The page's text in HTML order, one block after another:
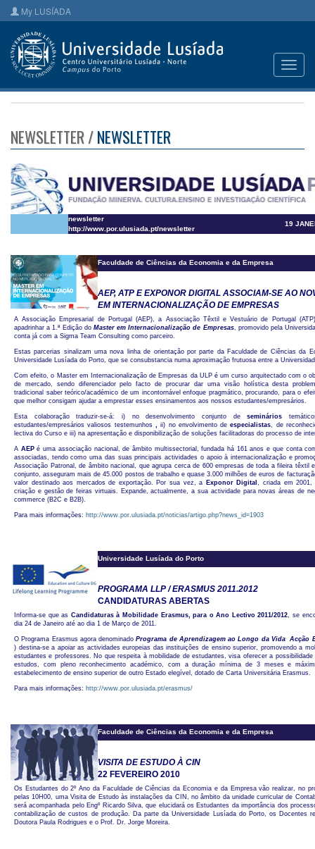
My LUSÍADA
NEWSLETTER /NEWSLETTER
newsletter
http://www.por.ulusiada.pt/newsletter
19
Faculdade de Ciências da Economia e da Empresa
AEP, ATP E EXPONOR DIGITAL ASSOCIAM-SE AO
EM INTERNACIONALIZAÇÃO DE EMPRESAS
A Associação Empresarial de Portugal (AEP), a Associação Têxtil e Vestuário de Portugal
apadrinhar a 1.ª Edição do Master em Internacionalização de Empresas, promovido pela
conta já com a Sigma Team Consulting como parceiro.
Estas parcerias sinalizam uma nova linha de orientação por parte da Faculdade de Ciências da
Universidade Lusíada do Porto, que se consubstancia numa aproximação frutuosa entre a
Com efeito, o Master em Internacionalização de Empresas da ULP é um curso arquitectado com o
de mercado, sendo diferenciador pelo facto de procurar dar uma visão holística desta
tradicional saber teórico/académico de um incontornável enfoque pragmático, procurando, para o
que melhor consigam ajudar a emprestar esses ensinamentos aos nossos estudantes/empresários.
Esta colaboração traduzir-se-á: i) no desenvolvimento conjunto deseminários
estudantes/empresários valiosos testemunhos ,ii) no envolvimento deespecialistas, de
lectiva do Curso e iii) na apresentação e disponibilização de soluções facilitadoras do processo de
A AEPé uma associação nacional, de âmbito multissectorial, fundada há 161 anos e que conta
associadas, tendo como uma das suas principais actividades o apoio à internacionalização e
Associação Patronal, de âmbito nacional, que agrupa cerca de 600 empresas de toda a fileira têxtil
conjunto, asseguram mais de 45.000 postos de trabalho e quase 3.000 milhões de euros de
valor destinado aos mercados de exportação. Por sua vez, a
Exponor Digital, criada em 2001,
criação e gestão de feiras virtuais. Expande, actualmente, a sua actividade para novas áreas de
commerce (B2C e B2B).
Para mais informações: http://www.por.ulusiada.pt/noticias/artigo.php?news_id=1903
Universidade Lusíada do Porto
PROGRAMA LLP / ERASMUS 2011.2012
CANDIDATURAS ABERTAS
Informa-se que as Candidaturas à Mobilidade Erasmus, para o Ano Lectivo 2011/2012, se
dia 24 de Janeiro até ao dia 1 de Março de 2011.
O Programa Erasmus agora denominadoPrograma de Aprendizagem ao Longo da Vida  Acção
) destina-se a apoiar as actividades europeias das instituições de ensino superior, promovendo a
estudantes e professores. No que respeita à mobilidade de estudantes, visa oferecer a
estudos, com pleno reconhecimento académico, com a duração mínima de 3 meses e
estabelecimento de ensino superior de outro Estado elegível, dotado de Carta Universitária Erasmus.
Para mais informações: http://www.por.ulusiada.pt/erasmus/
Faculdade de Ciências da Economia e da Empresa
VISITA DE ESTUDO À CIN
22 FEVEREIRO 2010
Os Estudantes do 2º Ano da Faculdade de Ciências da Economia e da Empresa vão realizar, no
pelas 10H00, uma Visita de Estudo às instalações da CIN, no âmbito da unidade curricular de
será acompanhada pelo Engº Ricardo Silva, que elucidará os Estudantes da importância dos
contabilização de custos de produção. Da parte da Universidade Lusíada do Porto, os Docentes
Doutora Paula Rodrigues e o Prof. Dr. Jorge Moreira.